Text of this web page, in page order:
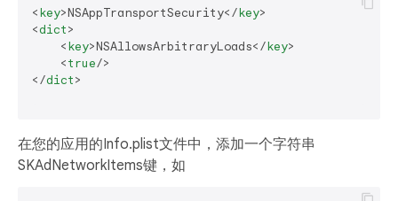
<key>NSAppTransportSecurity</key>
<dict>
<key>NSAllowsArbitraryLoads</key>
<true/>
</dict>
在您的应用的Info.plist文件中，添加一个字符串
SKAdNetworkItems键，如